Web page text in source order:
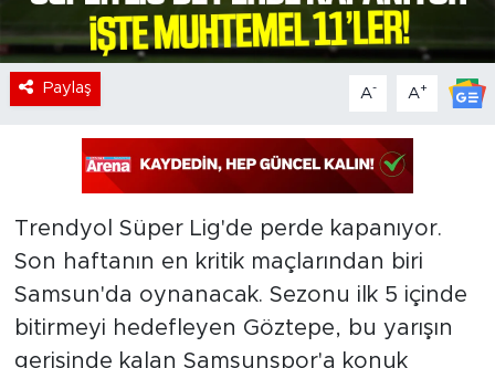
Paylaş A- A+
Trendyol Süper Lig'de perde kapanıyor.
Son haftanın en kritik maçlarından biri
Samsun'da oynanacak. Sezonu ilk 5 içinde
bitirmeyi hedefleyen Göztepe, bu yarışın
gerisinde kalan Samsunspor'a konuk